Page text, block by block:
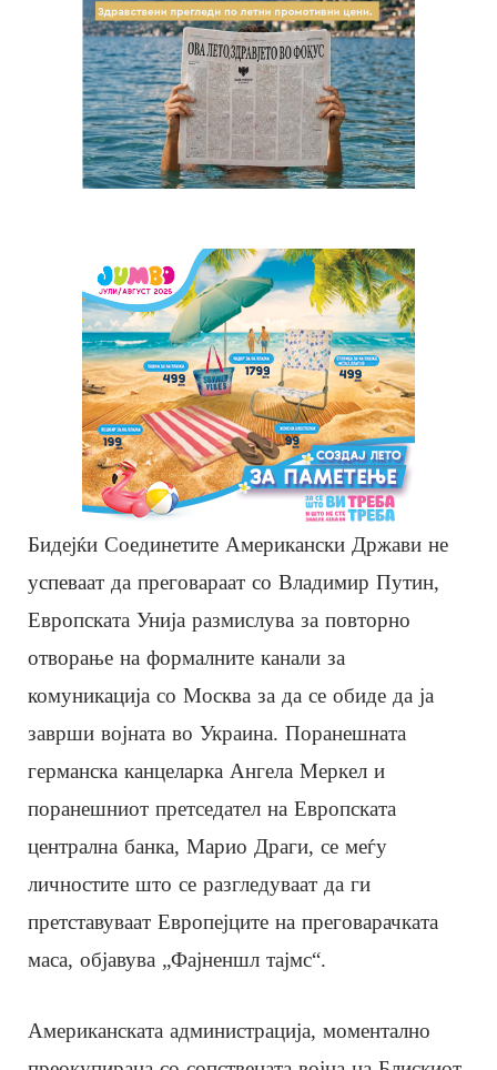
Бидејќи Соединетите Американски Држави не
успеваат да преговараат со Владимир Путин,
Европската Унија размислува за повторно
отворање на формалните канали за
комуникација со Москва за да се обиде да ја
заврши војната во Украина. Поранешната
германска канцеларка Ангела Меркел и
поранешниот претседател на Европската
централна банка, Марио Драги, се меѓу
личностите што се разгледуваат да ги
претставуваат Европејците на преговарачката
маса, објавува „Фајненшл тајмс“.
Американската администрација, моментално